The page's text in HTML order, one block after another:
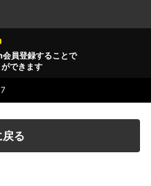
員登録することで
できます
る